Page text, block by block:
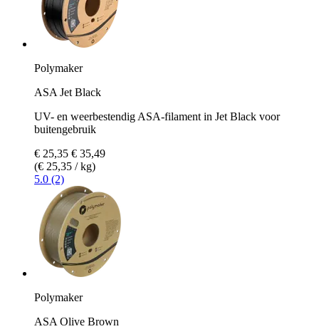
Polymaker
ASA Jet Black
UV- en weerbestendig ASA-filament in Jet Black voor
buitengebruik
€ 25,35 € 35,49
(€ 25,35 / kg)
5.0 (2)
Polymaker
ASA Olive Brown